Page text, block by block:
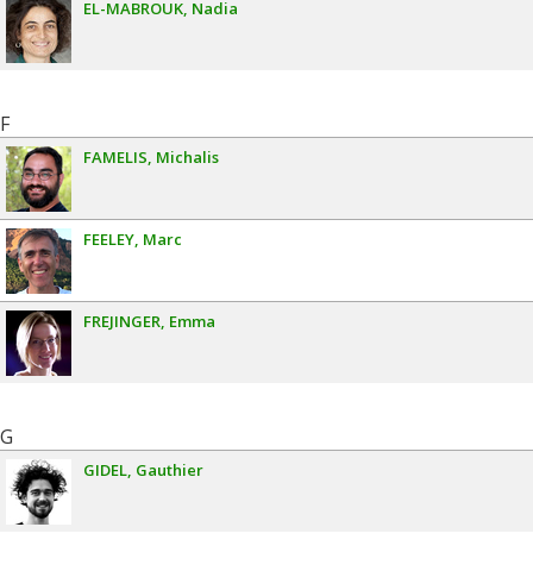
EL-MABROUK Nadia
F
FAMELIS Michalis
FEELEY Marc
FREJINGER Emma
G
GIDEL Gauthier